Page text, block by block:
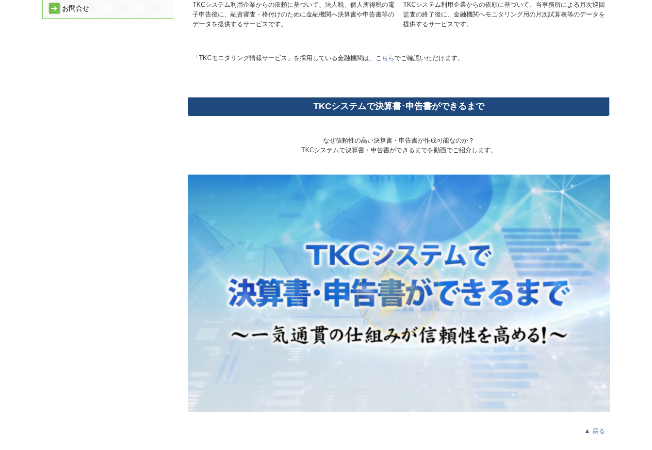
お問合せ
TKCシステム利用企業からの依頼に基づいて、法人税、個人所得税の電
子申告後に、融資審査・格付けのために金融機関へ決算書や申告書等の
データを提供するサービスです。
TKCシステム利用企業からの依頼に基づいて、当事務所による月次巡回
監査の終了後に、金融機関へモニタリング用の月次試算表等のデータを
提供するサービスです。
「TKCモニタリング情報サービス」を採用している金融機関は、 こちらでご確認いただけます。
TKCシステムで決算書･申告書ができるまで
なぜ信頼性の高い決算書・申告書が作成可能なのか？
TKCシステムで決算書・申告書ができるまでを動画でご紹介します。
▲ 戻る